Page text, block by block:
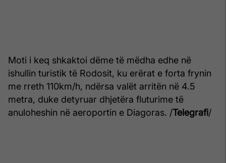
Moti i keq shkaktoi dëme të mëdha edhe në
ishullin turistik të Rodosit, ku erërat e forta frynin
me rreth 110km/h, ndërsa valët arritën në 4.5
metra, duke detyruar dhjetëra fluturime të
anuloheshin në aeroportin e Diagoras. /Telegrafi/